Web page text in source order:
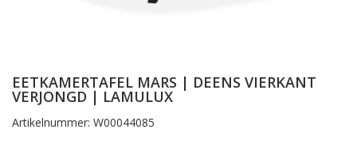
EETKAMERTAFEL MARS | DEENS VIERKANT
VERJONGD | LAMULUX
Artikelnummer: W00044085